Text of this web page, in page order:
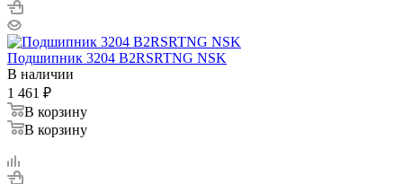
Подшипник 3204 B2RSRTNG NSK
В наличии
1 461 ₽
В корзину
В корзину